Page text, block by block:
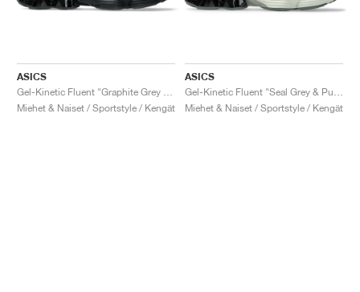
ASICS
Gel-Kinetic Fluent "Graphite Grey & Pure Silver"
Miehet & Naiset / Sportstyle / Kengät
ASICS
Gel-Kinetic Fluent "Seal Grey & Pure Silver"
Miehet & Naiset / Sportstyle / Kengät